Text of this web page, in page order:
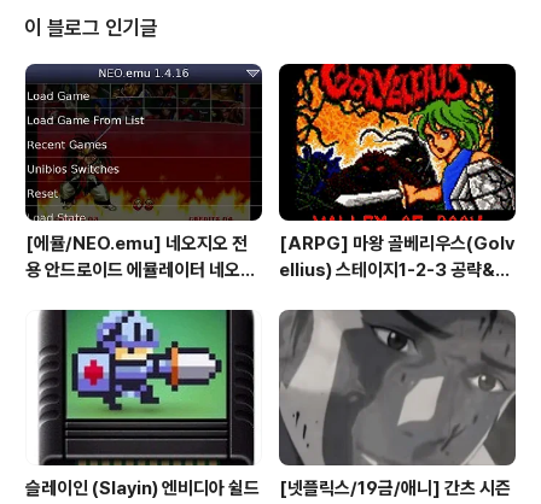
관 견학 (3/4) 강원도 전국 SNS 서포터즈 간담회 및 위촉
식 행사 (3/4) 백두대간 생태수목원 아침 산책& 야외촬영
(3/5) 정선 알파인스키장 스키 취재 및 마무리 (3/5) 필자
가 투어 당시 직접 촬영 한 동영상&사진 중심으로 글은? 아
몰랑3월 올림픽프렌즈 강원도 강릉 ..
이 블로그 인기글
[에뮬/NEO.emu] 네오지오 전
용 안드로이드 에뮬레이터 네오지
폰 테이크HD Android Emul G
ame)
[ARPG] 마왕 골베리우스(Golv
ellius) 스테이지1-2-3 공략&맵
슬레이인 (Slayin) 엔비디아 쉴드
[넷플릭스/19금/애니] 간츠 시즌